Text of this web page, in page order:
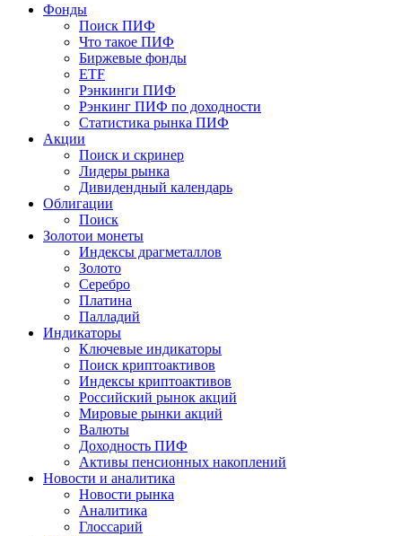
Фонды
Поиск ПИФ
Что такое ПИФ
Биржевые фонды
ETF
Рэнкинги ПИФ
Рэнкинг ПИФ по доходности
Статистика рынка ПИФ
Акции
Поиск и скринер
Лидеры рынка
Дивидендный календарь
Облигации
Поиск
Золотои монеты
Индексы драгметаллов
Золото
Серебро
Платина
Палладий
Индикаторы
Ключевые индикаторы
Поиск криптоактивов
Индексы криптоактивов
Российский рынок акций
Мировые рынки акций
Валюты
Доходность ПИФ
Активы пенсионных накоплений
Новости и аналитика
Новости рынка
Аналитика
Глоссарий